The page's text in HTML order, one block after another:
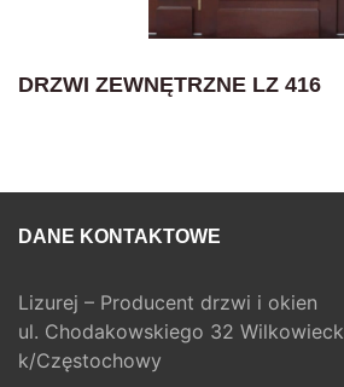
DRZWI ZEWNĘTRZNE LZ 416
DANE KONTAKTOWE
Lizurej – Producent drzwi i okien
ul. Chodakowskiego 32
k/Częstochowy